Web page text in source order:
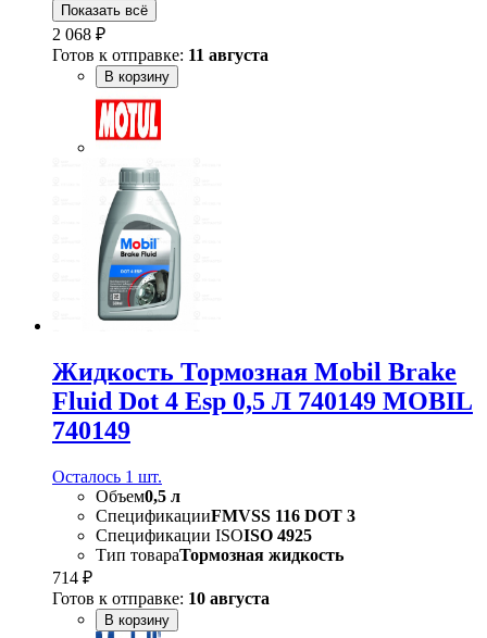
Показать всё
2 068 ₽
Готов к отправке: 11 августа
В корзину
Жидкость Тормозная Mobil Brake
Fluid Dot 4 Esp 0,5 Л 740149 MOBIL
740149
Осталось 1 шт.
Объем0,5 л
СпецификацииFMVSS 116 DOT 3
Спецификации ISOISO 4925
Тип товараТормозная жидкость
714 ₽
Готов к отправке: 10 августа
В корзину